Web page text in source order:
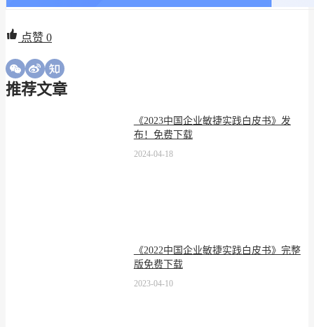
点赞 0
推荐文章
《2023中国企业敏捷实践白皮书》发
布！免费下载
2024-04-18
《2022中国企业敏捷实践白皮书》完整
版免费下载
2023-04-10